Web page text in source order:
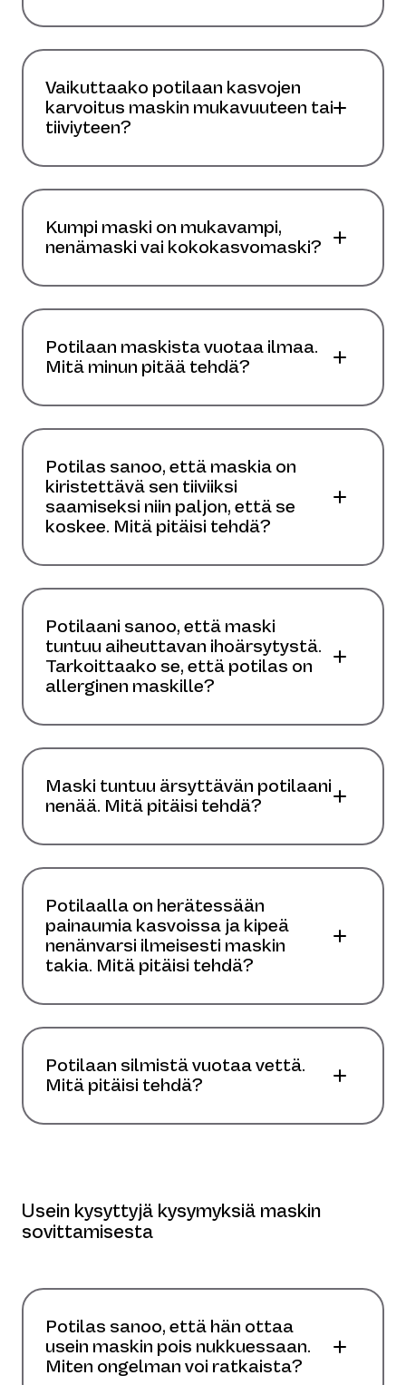
Vaikuttaako potilaan kasvojen
karvoitus maskin mukavuuteen tai
tiiviyteen?
Kumpi maski on mukavampi,
nenämaski vai kokokasvomaski?
Potilaan maskista vuotaa ilmaa.
Mitä minun pitää tehdä?
Potilas sanoo, että maskia on
kiristettävä sen tiiviiksi
saamiseksi niin paljon, että se
koskee. Mitä pitäisi tehdä?
Potilaani sanoo, että maski
tuntuu aiheuttavan ihoärsytystä.
Tarkoittaako se, että potilas on
allerginen maskille?
Maski tuntuu ärsyttävän potilaani
nenää. Mitä pitäisi tehdä?
Potilaalla on herätessään
painaumia kasvoissa ja kipeä
nenänvarsi ilmeisesti maskin
takia. Mitä pitäisi tehdä?
Potilaan silmistä vuotaa vettä.
Mitä pitäisi tehdä?
Usein kysyttyjä kysymyksiä maskin
sovittamisesta
Potilas sanoo, että hän ottaa
usein maskin pois nukkuessaan.
Miten ongelman voi ratkaista?